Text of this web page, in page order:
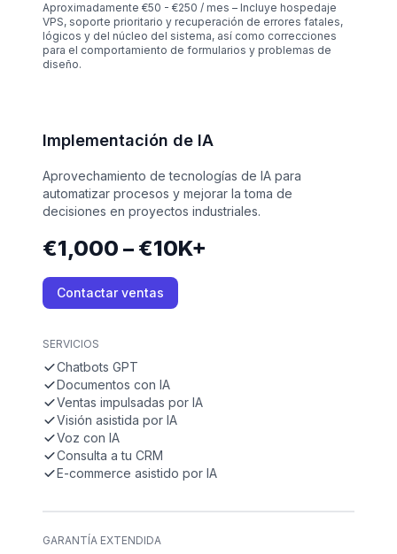
Aproximadamente €50 - €250 / mes – Incluye hospedaje
VPS, soporte prioritario y recuperación de errores fatales,
lógicos y del núcleo del sistema, así como correcciones
para el comportamiento de formularios y problemas de
diseño.
Implementación de IA
Aprovechamiento de tecnologías de IA para
automatizar procesos y mejorar la toma de
decisiones en proyectos industriales.
€1,000 – €10K+
Contactar ventas
SERVICIOS
Chatbots GPT
Documentos con IA
Ventas impulsadas por IA
Visión asistida por IA
Voz con IA
Consulta a tu CRM
E-commerce asistido por IA
GARANTÍA EXTENDIDA